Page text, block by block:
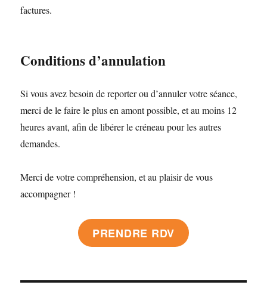
factures.
Conditions d’annulation
Si vous avez besoin de reporter ou d’annuler votre séance,
merci de le faire le plus en amont possible, et au moins 12
heures avant, afin de libérer le créneau pour les autres
demandes.
Merci de votre compréhension, et au plaisir de vous
accompagner !
PRENDRE RDV